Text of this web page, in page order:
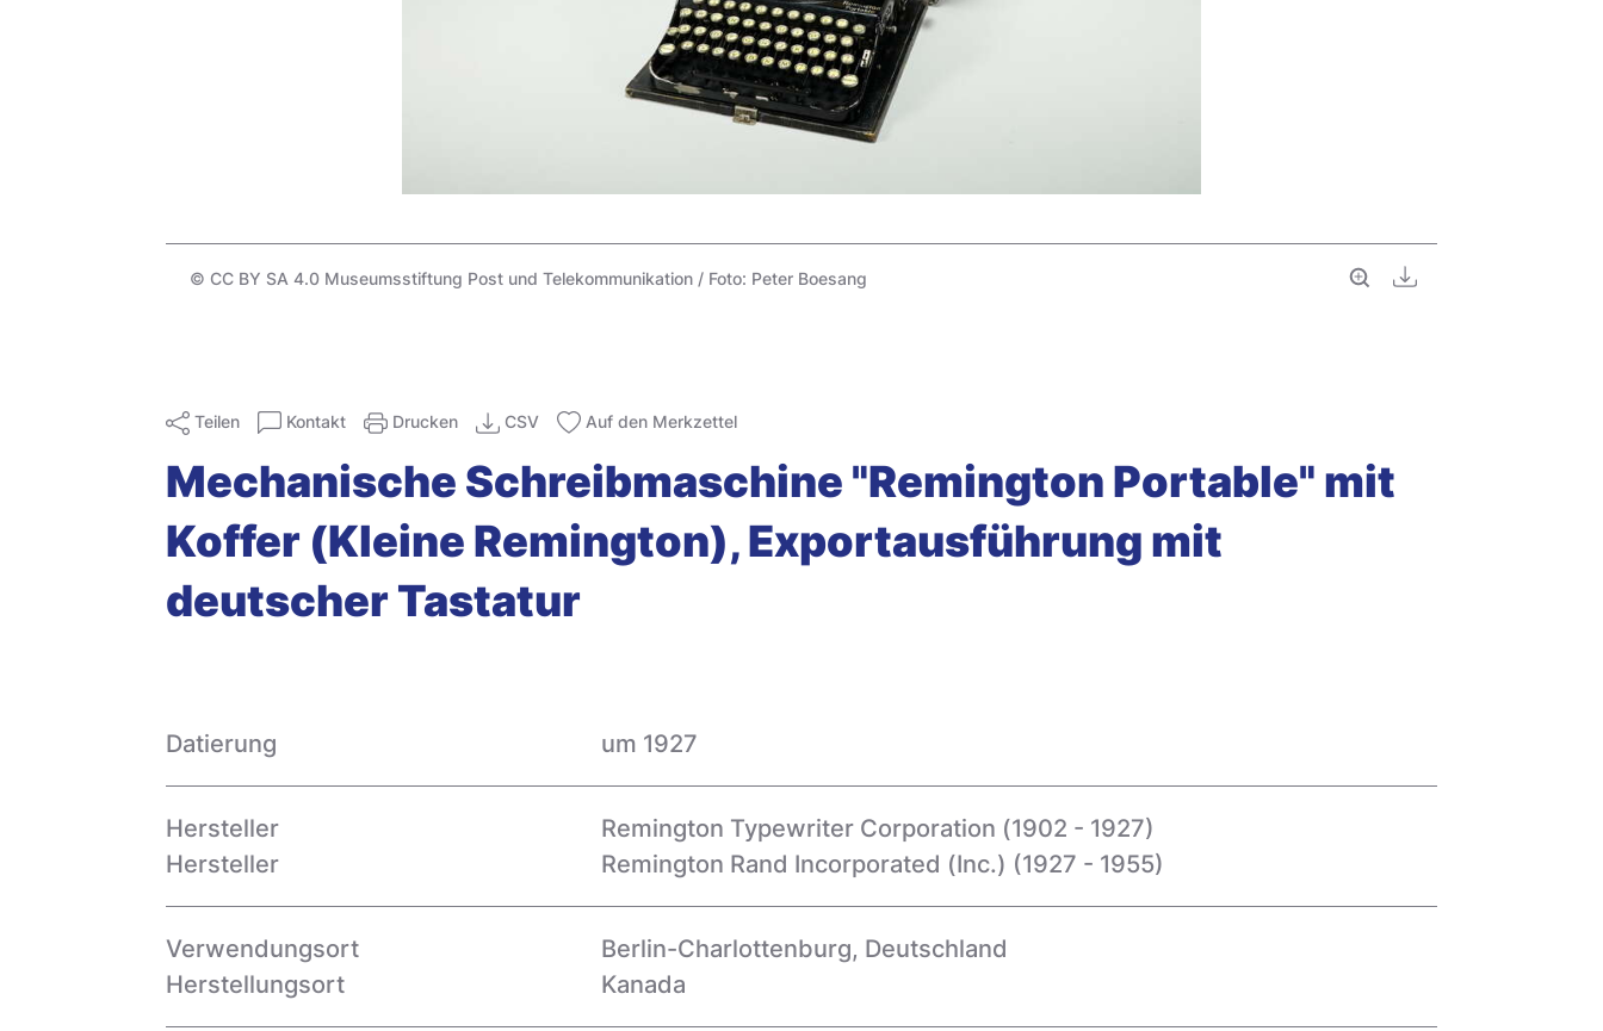
VollbildDownload
© CC BY SA 4.0 Museumsstiftung Post und Telekommunikation / Foto: Peter Boesang
Teilen Kontakt Drucken CSV Auf den Merkzettel
Mechanische Schreibmaschine "Remington Portable" mit
Koffer (Kleine Remington), Exportausführung mit
deutscher Tastatur
Datierung um 1927
Hersteller
Remington Typewriter Corporation (1902 - 1927)
Hersteller
Remington Rand Incorporated (Inc.) (1927 - 1955)
Verwendungsort
Berlin-Charlottenburg, Deutschland
Herstellungsort
Kanada